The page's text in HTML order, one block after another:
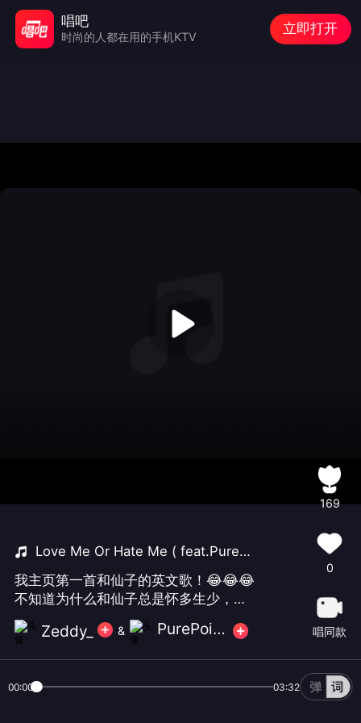
Love Me Or Hate Me ( feat.PurePoison )
我主页第一首和仙子的英文歌！😂😂😂
不知道为什么和仙子总是怀多生少，不
知多少胎儿惨死腹中，不过好不容易生
了一个！这个娃还是很帅的！仙子帅我
Zeddy_ & PurePoison🕷
169
0
唱同款
00:00 03:32
唱吧
时尚的人都在用的手机KTV
立即打开